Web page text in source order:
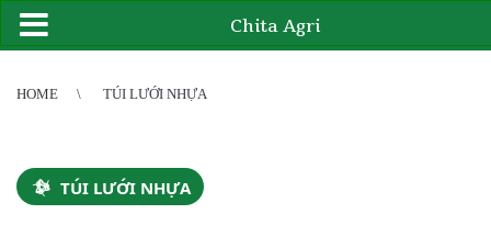
HOME TÚI LƯỚI NHỰA
TÚI LƯỚI NHỰA
Chita Agri